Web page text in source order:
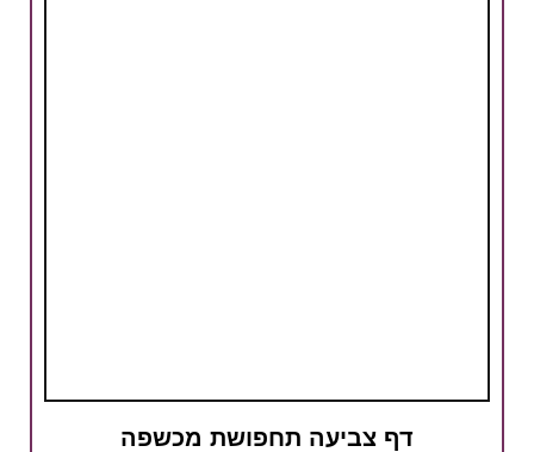
דף צביעה תחפושת מכשפה